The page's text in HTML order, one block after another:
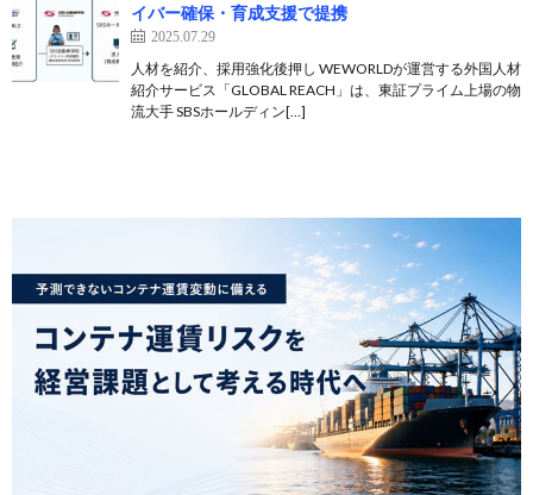
イバー確保・育成支援で提携
2025.07.29
人材を紹介、採用強化後押し WEWORLDが運営する外国人材
紹介サービス「GLOBAL REACH」は、東証プライム上場の物
流大手 SBSホールディン[…]